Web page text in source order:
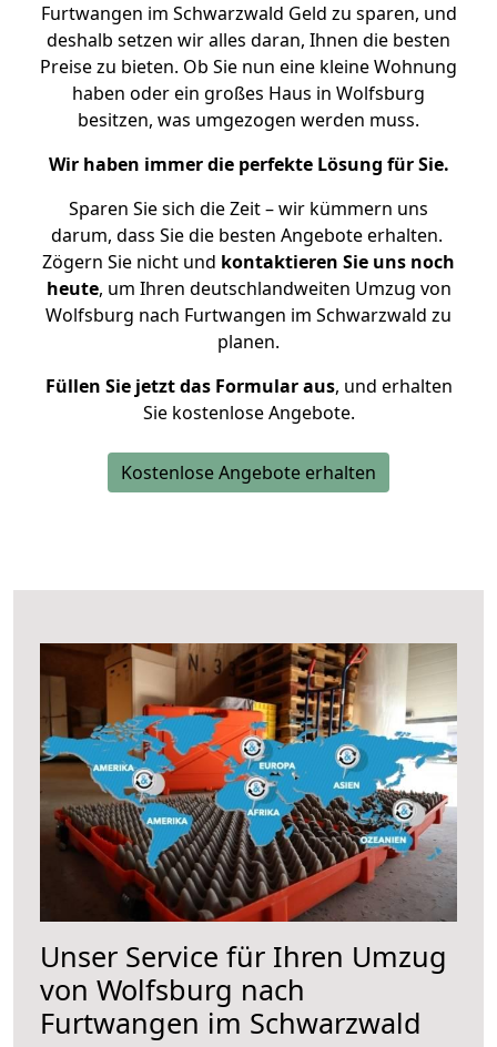
Furtwangen im Schwarzwald Geld zu sparen, und
deshalb setzen wir alles daran, Ihnen die besten
Preise zu bieten. Ob Sie nun eine kleine Wohnung
haben oder ein großes Haus in Wolfsburg
besitzen, was umgezogen werden muss.
Wir haben immer die perfekte Lösung für Sie.
Sparen Sie sich die Zeit – wir kümmern uns
darum, dass Sie die besten Angebote erhalten.
Zögern Sie nicht und kontaktieren Sie uns noch
heute, um Ihren deutschlandweiten Umzug von
Wolfsburg nach Furtwangen im Schwarzwald zu
planen.
Füllen Sie jetzt das Formular aus, und erhalten
Sie kostenlose Angebote.
Kostenlose Angebote erhalten
Unser Service für Ihren Umzug
von Wolfsburg nach
Furtwangen im Schwarzwald